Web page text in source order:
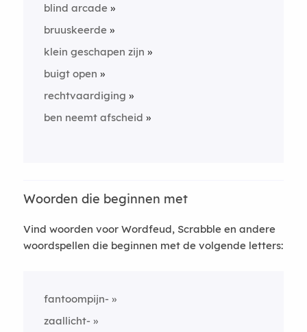
blind arcade
bruuskeerde
klein geschapen zijn
buigt open
rechtvaardiging
ben neemt afscheid
Woorden die beginnen met
Vind woorden voor Wordfeud, Scrabble en andere
woordspellen die beginnen met de volgende letters:
fantoompijn-
zaallicht-